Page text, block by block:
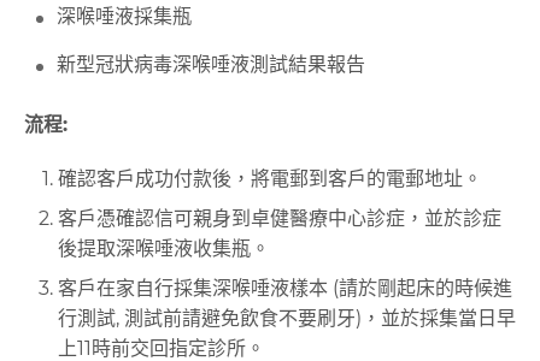
深喉唾液採集瓶
新型冠狀病毒深喉唾液測試結果報告
流程:
確認客戶成功付款後，將電郵到客戶的電郵地址。
客戶憑確認信可親身到卓健醫療中心診症，並於診症
後提取深喉唾液收集瓶。
客戶在家自行採集深喉唾液樣本 (請於剛起床的時候進
行測試, 測試前請避免飲食不要刷牙)，並於採集當日早
上11時前交回指定診所。